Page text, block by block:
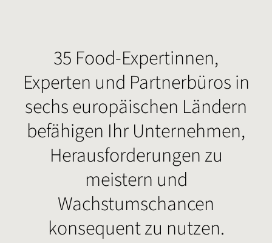
35 Food-Expertinnen,
Experten und Partnerbüros in
sechs europäischen Ländern
befähigen Ihr Unternehmen,
Herausforderungen zu
meistern und
Wachstumschancen
konsequent zu nutzen.